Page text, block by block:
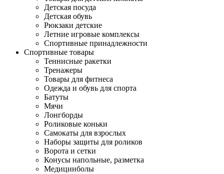
Детская посуда
Детская обувь
Рюкзаки детские
Летние игровые комплексы
Спортивные принадлежности
Спортивные товары
Теннисные ракетки
Тренажеры
Товары для фитнеса
Одежда и обувь для спорта
Батуты
Мячи
Лонгборды
Роликовые коньки
Самокаты для взрослых
Наборы защиты для роликов
Ворота и сетки
Конусы напольные, разметка
Медицинболы